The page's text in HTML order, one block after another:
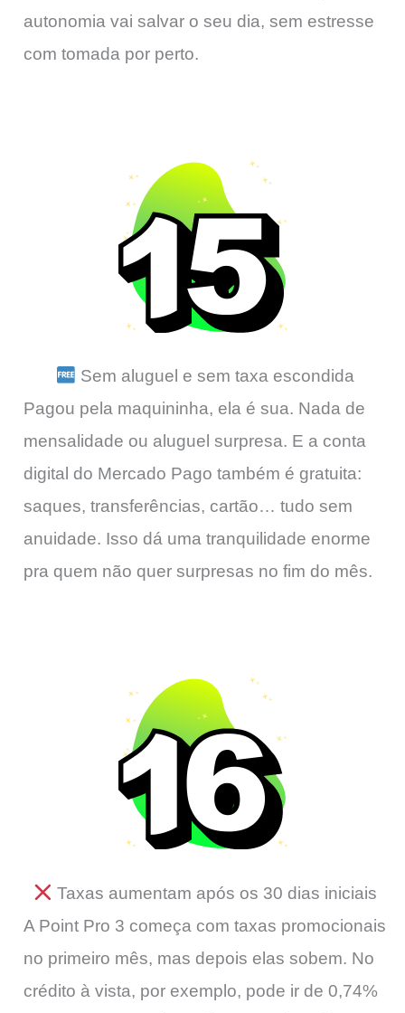
autonomia vai salvar o seu dia, sem estresse
com tomada por perto.
Sem aluguel e sem taxa escondida
Pagou pela maquininha, ela é sua. Nada de
mensalidade ou aluguel surpresa. E a conta
digital do Mercado Pago também é gratuita:
saques, transferências, cartão… tudo sem
anuidade. Isso dá uma tranquilidade enorme
pra quem não quer surpresas no fim do mês.
Taxas aumentam após os 30 dias iniciais
A Point Pro 3 começa com taxas promocionais
no primeiro mês, mas depois elas sobem. No
crédito à vista, por exemplo, pode ir de 0,74%